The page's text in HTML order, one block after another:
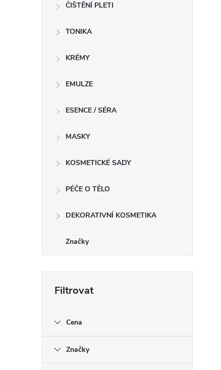
ČIŠTĚNÍ PLETI
TONIKA
KRÉMY
EMULZE
ESENCE / SÉRA
MASKY
KOSMETICKÉ SADY
PÉČE O TĚLO
DEKORATIVNÍ KOSMETIKA
Značky
Cena
Značky